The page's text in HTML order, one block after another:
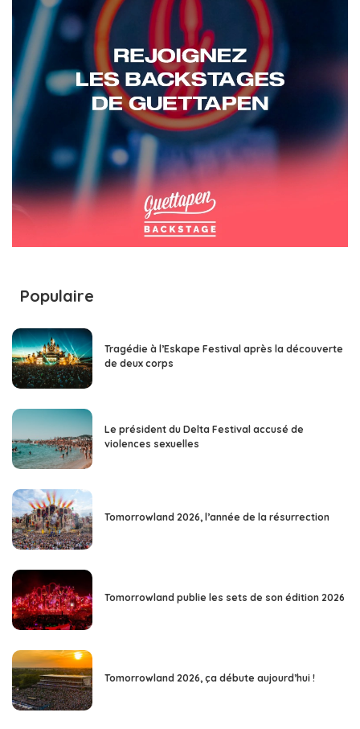
Populaire
Tragédie à l’Eskape Festival après la découverte
de deux corps
Le président du Delta Festival accusé de
violences sexuelles
Tomorrowland 2026, l’année de la résurrection
Tomorrowland publie les sets de son édition 2026
Tomorrowland 2026, ça débute aujourd’hui !